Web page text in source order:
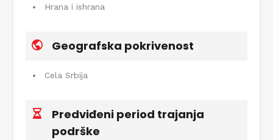
Hrana i ishrana
Geografska pokrivenost
Cela Srbija
Predviđeni period trajanja
podrške